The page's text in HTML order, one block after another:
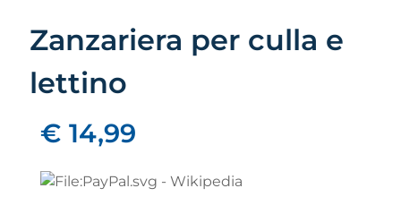
Zanzariera per culla e
lettino
€ 14,99